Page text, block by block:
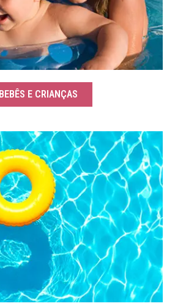
BEBÊS E CRIANÇAS